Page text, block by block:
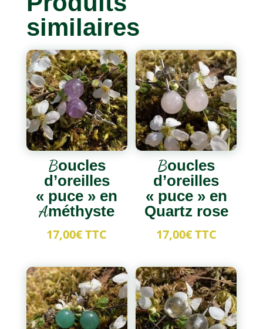
similaires
Boucles
d’oreilles
« puce » en
Améthyste
17,00€TTC
Boucles
d’oreilles
« puce » en
Quartz rose
17,00€TTC